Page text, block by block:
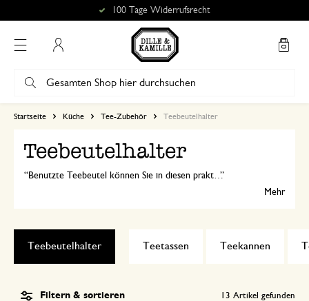
100 Tage Widerrufsrecht
Startseite Küche Tee-Zubehör Teebeutelhalter
Teebeutelhalter
Benutzte Teebeutel können Sie in diesen praktischen und hübschen Teebeutelhalter ablegen. Sehen Sie sich hier verschiedene Teebeutelablagen an. Bestellen Sie online oder besuchen Sie eins unserer Geschäfte.
Mehr
Teetassen Teekannen
Teebeutelhalter
Filtern & sortieren 13 Artikel gefunden